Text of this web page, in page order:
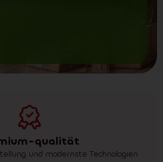
qualität
und modernste Technologien